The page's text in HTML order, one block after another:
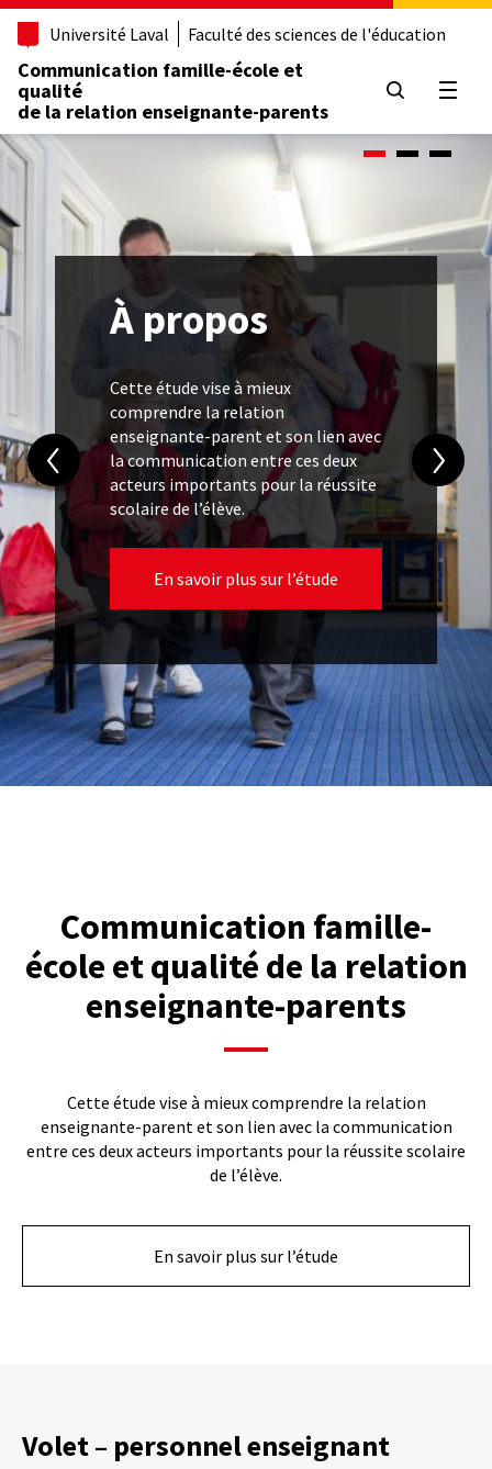
Aller
contenu
principal
Université Laval Faculté des sciences de l'éducation
Communication famille-école et
qualité
de la relation enseignante-parents
À propos
Cette étude vise à mieux
comprendre la relation
enseignante-parent et son lien avec
la communication entre ces deux
acteurs importants pour la réussite
scolaire de l’élève.
En savoir plus sur l’étude
Communication famille-
école et qualité de la relation
enseignante-parents
Cette étude vise à mieux comprendre la relation
enseignante-parent et son lien avec la communication
entre ces deux acteurs importants pour la réussite scolaire
de l’élève.
En savoir plus sur l’étude
Volet – personnel enseignant